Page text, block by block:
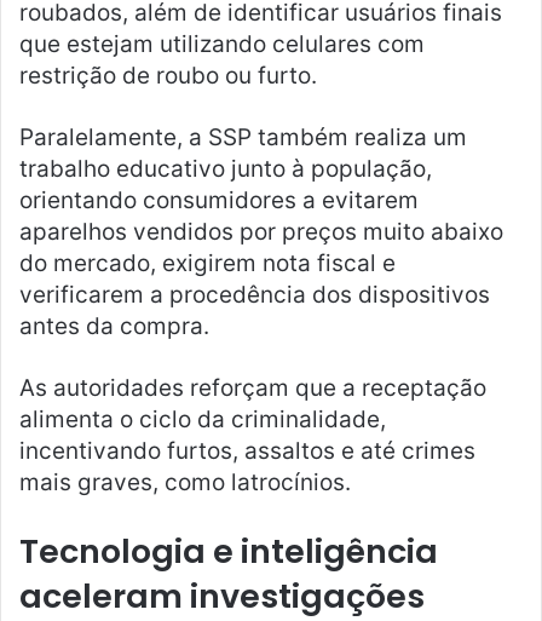
roubados, além de identificar usuários finais
que estejam utilizando celulares com
restrição de roubo ou furto.
Paralelamente, a SSP também realiza um
trabalho educativo junto à população,
orientando consumidores a evitarem
aparelhos vendidos por preços muito abaixo
do mercado, exigirem nota fiscal e
verificarem a procedência dos dispositivos
antes da compra.
As autoridades reforçam que a receptação
alimenta o ciclo da criminalidade,
incentivando furtos, assaltos e até crimes
mais graves, como latrocínios.
Tecnologia e inteligência
aceleram investigações